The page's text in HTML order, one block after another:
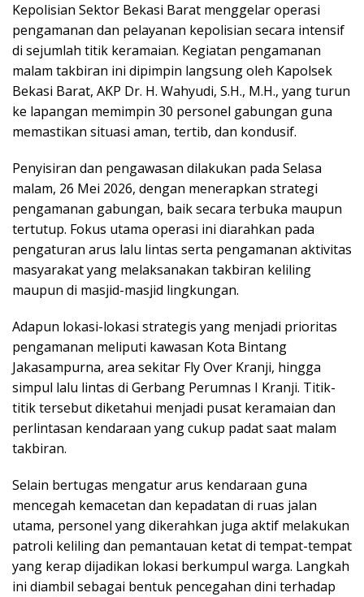
Kepolisian Sektor Bekasi Barat menggelar operasi
pengamanan dan pelayanan kepolisian secara intensif
di sejumlah titik keramaian. Kegiatan pengamanan
malam takbiran ini dipimpin langsung oleh Kapolsek
Bekasi Barat, AKP Dr. H. Wahyudi, S.H., M.H., yang turun
ke lapangan memimpin 30 personel gabungan guna
memastikan situasi aman, tertib, dan kondusif.
Penyisiran dan pengawasan dilakukan pada Selasa
malam, 26 Mei 2026, dengan menerapkan strategi
pengamanan gabungan, baik secara terbuka maupun
tertutup. Fokus utama operasi ini diarahkan pada
pengaturan arus lalu lintas serta pengamanan aktivitas
masyarakat yang melaksanakan takbiran keliling
maupun di masjid-masjid lingkungan.
Adapun lokasi-lokasi strategis yang menjadi prioritas
pengamanan meliputi kawasan Kota Bintang
Jakasampurna, area sekitar Fly Over Kranji, hingga
simpul lalu lintas di Gerbang Perumnas I Kranji. Titik-
titik tersebut diketahui menjadi pusat keramaian dan
perlintasan kendaraan yang cukup padat saat malam
takbiran.
Selain bertugas mengatur arus kendaraan guna
mencegah kemacetan dan kepadatan di ruas jalan
utama, personel yang dikerahkan juga aktif melakukan
patroli keliling dan pemantauan ketat di tempat-tempat
yang kerap dijadikan lokasi berkumpul warga. Langkah
ini diambil sebagai bentuk pencegahan dini terhadap